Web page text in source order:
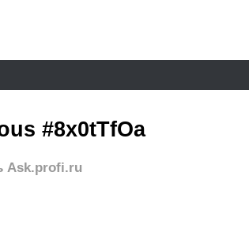
#8x0tTfOa
Ask.profi.ru